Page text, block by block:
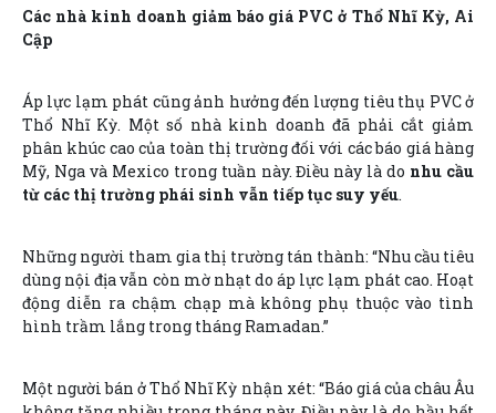
Các nhà kinh doanh giảm báo giá PVC ở Thổ Nhĩ Kỳ, Ai
Cập
Áp lực lạm phát cũng ảnh hưởng đến lượng tiêu thụ PVC ở
Thổ Nhĩ Kỳ. Một số nhà kinh doanh đã phải cắt giảm
phân khúc cao của toàn thị trường đối với các báo giá hàng
Mỹ, Nga và Mexico trong tuần này. Điều này là do nhu cầu
từ các thị trường phái sinh vẫn tiếp tục suy yếu.
Những người tham gia thị trường tán thành: “Nhu cầu tiêu
dùng nội địa vẫn còn mờ nhạt do áp lực lạm phát cao. Hoạt
động diễn ra chậm chạp mà không phụ thuộc vào tình
hình trầm lắng trong tháng Ramadan.”
Một người bán ở Thổ Nhĩ Kỳ nhận xét: “Báo giá của châu Âu